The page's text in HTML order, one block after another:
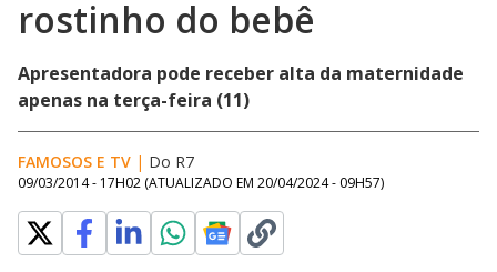
rostinho do bebê
Apresentadora pode receber alta da maternidade
apenas na terça-feira (11)
FAMOSOS E TV | Do R7
09/03/2014 - 17H02 (ATUALIZADO EM 20/04/2024 - 09H57)